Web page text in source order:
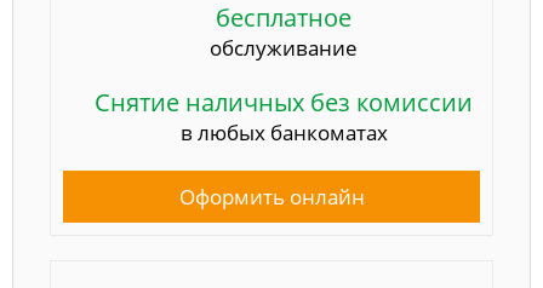
бесплатное
обслуживание
Снятие наличных без комиссии
в любых банкоматах
Оформить онлайн